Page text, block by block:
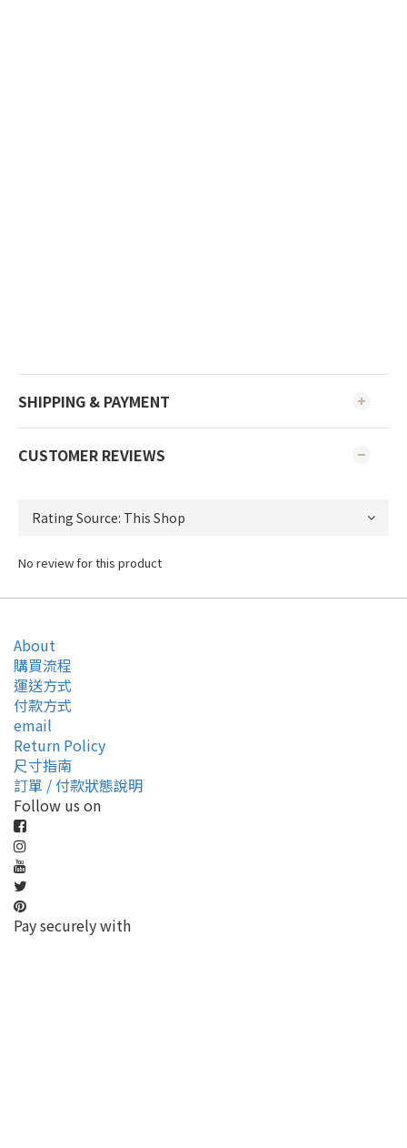
SHIPPING & PAYMENT
CUSTOMER REVIEWS
No review for this product
About
購買流程
運送方式
付款方式
email
Return Policy
尺寸指南
訂單 / 付款狀態說明
Follow us on
Pay securely with